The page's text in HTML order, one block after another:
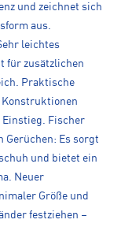
und zeichnet sich
aus.
leichtes
für zusätzlichen
Praktische
Konstruktionen
Einstieg. Fischer
Gerüchen: Es sorgt
und bietet ein
Neuer
Größe und
festziehen –